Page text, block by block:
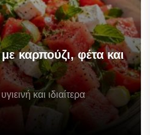
καρπούζι, φέτα και
και ιδιαίτερα